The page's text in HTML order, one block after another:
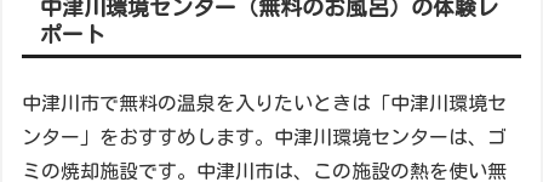
中津川環境センター（無料のお風呂）の体験レ
ポート
中津川市で無料の温泉を入りたいときは「中津川環境セ
ンター」をおすすめします。中津川環境センターは、ゴ
ミの焼却施設です。中津川市は、この施設の熱を使い無